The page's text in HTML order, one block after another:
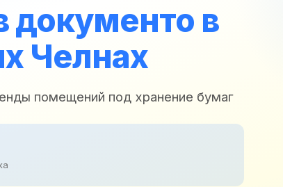
документо в
Челнах
помещений под хранение бумаг